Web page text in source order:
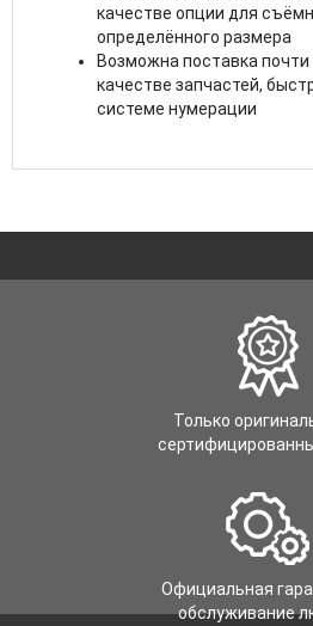
качестве опции для
определённого размера
Возможна поставка почти
качестве запчастей,
системе нумерации
Только
Официальная
обслуживание